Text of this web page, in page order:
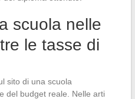
scuola nelle
le tasse di
sito di una scuola
del budget reale. Nelle arti